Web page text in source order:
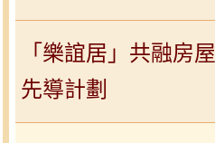
「樂誼居」共融房屋
先導計劃